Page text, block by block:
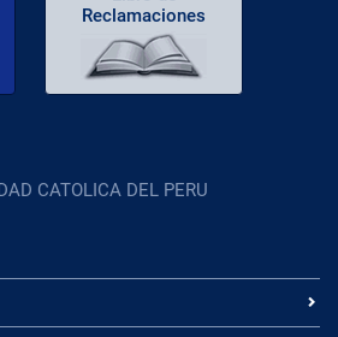
Reclamaciones
CATOLICA DEL PERU